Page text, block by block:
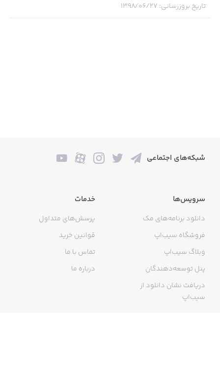
تاریخ بروزرسانی: ۱۳۹۸/۰۶/۲۷
شبکه‌های اجتماعی
سرویس‌ها
دانلود برنامه‌های مک
فروشگاه سیب‌اپ
وبلاگ سیب‌اپ
پنل توسعه‌دهندگان
دریافت نشان دانلود از
سیب‌اپ
خدمات
پرسش‌های متداول
قوانین خرید
تماس با ما
درباره ما